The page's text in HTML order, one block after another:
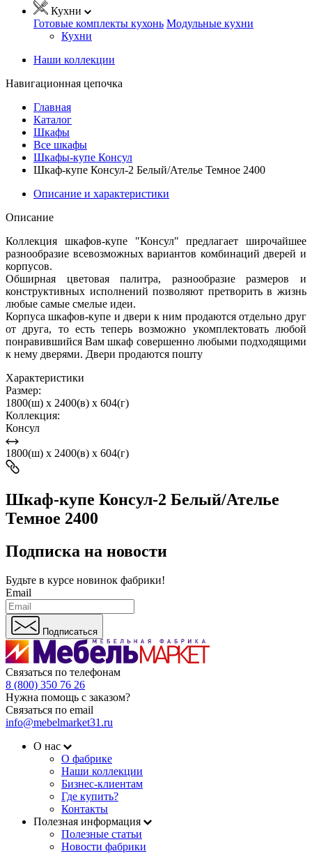
Кухни
Готовые комплекты кухонь Модульные кухни
Кухни
Наши коллекции
Навигационная цепочка
Главная
Каталог
Шкафы
Все шкафы
Шкафы-купе Консул
Шкаф-купе Консул-2 Белый/Ателье Темное 2400
Описание и характеристики
Описание
Коллекция шкафов-купе "Консул" предлагает широчайшее
разнообразие всевозможных вариантов комбинаций дверей и
корпусов.
Обширная цветовая палитра, разнообразие размеров и
конструктивных исполнений позволяют претворить в жизнь
любые самые смелые идеи.
Корпуса шкафов-купе и двери к ним продаются отдельно друг
от друга, то есть теперь возможно укомплектовать любой
понравившийся Вам шкаф совершенно любыми подходящими
к нему дверями. Двери продаются пошту
Характеристики
Размер:
1800(ш) x 2400(в) x 604(г)
Коллекция:
Консул
1800(ш) x 2400(в) x 604(г)
Шкаф-купе Консул-2 Белый/Ателье
Темное 2400
Подписка на новости
Будьте в курсе новинок фабрики!
Email
Подписаться
Связаться по телефонам
8 (800) 350 76 26
Нужна помощь с заказом?
Связаться по email
info@mebelmarket31.ru
О нас
О фабрике
Наши коллекции
Бизнес-клиентам
Где купить?
Контакты
Полезная информация
Полезные статьи
Новости фабрики